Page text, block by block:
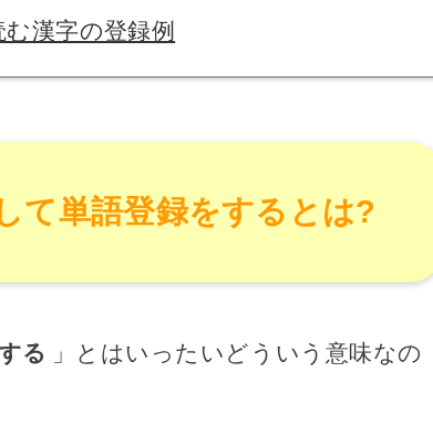
漢字の登録例
て単語登録をするとは?
る 」とはいったいどういう意味なの